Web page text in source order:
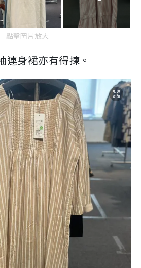
點擊圖片放大
連身裙亦有得揀。